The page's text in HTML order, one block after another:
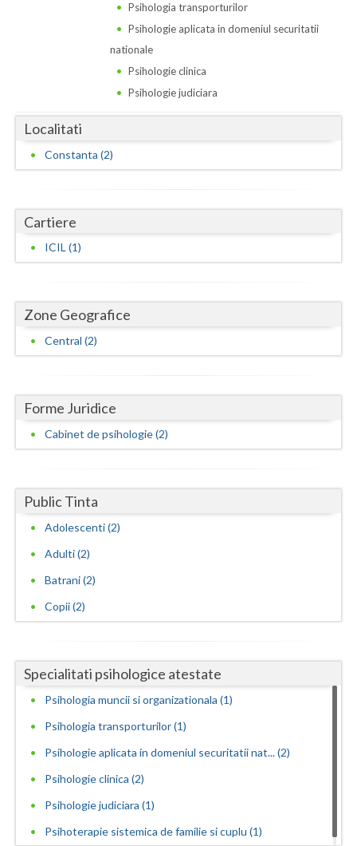
Maramures
Mehedinti
Mures
Neamt
Prahova
Sibiu
Suceava
Timis
Tulcea
Valcea
Vaslui
Vrancea
Psihologia transporturilor
Psihologie aplicata in domeniul securitatii
nationale
Psihologie clinica
Psihologie judiciara
Localitati
Constanta (2)
Cartiere
ICIL (1)
Zone Geografice
Central (2)
Forme Juridice
Cabinet de psihologie (2)
Public Tinta
Adolescenti (2)
Adulti (2)
Batrani (2)
Copii (2)
Specialitati psihologice atestate
Psihologia muncii si organizationala (1)
Psihologia transporturilor (1)
Psihologie aplicata in domeniul securitatii nat... (2)
Psihologie clinica (2)
Psihologie judiciara (1)
Psihoterapie sistemica de familie si cuplu (1)